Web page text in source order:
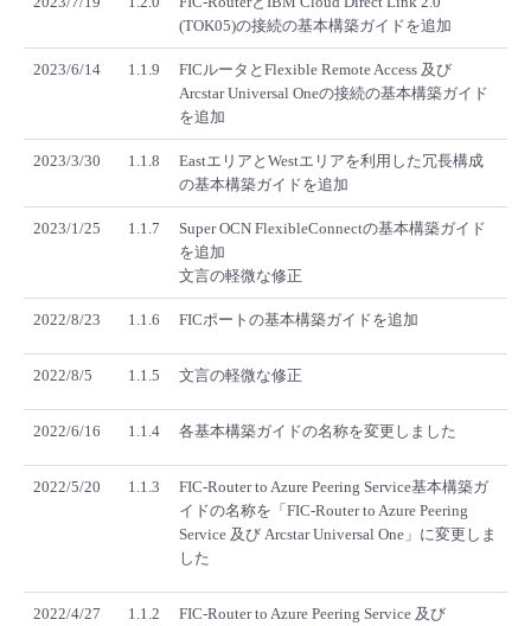
(TOK05)の接続の基本構築ガイドを追加
2023/6/14 1.1.9
FICルータとFlexible Remote Access 及び
Arcstar Universal Oneの接続の基本構築ガイド
を追加
2023/3/30 1.1.8
EastエリアとWestエリアを利用した冗長構成
の基本構築ガイドを追加
2023/1/25 1.1.7
Super OCN FlexibleConnectの基本構築ガイド
を追加
文言の軽微な修正
2022/8/23 1.1.6 FICポートの基本構築ガイドを追加
2022/8/5 1.1.5 文言の軽微な修正
2022/6/16 1.1.4 各基本構築ガイドの名称を変更しました
2022/5/20 1.1.3
FIC-Router to Azure Peering Service基本構築ガ
イドの名称を「FIC-Router to Azure Peering
Service 及び Arcstar Universal One」に変更しま
した
2022/4/27 1.1.2
FIC-Router to Azure Peering Service 及び